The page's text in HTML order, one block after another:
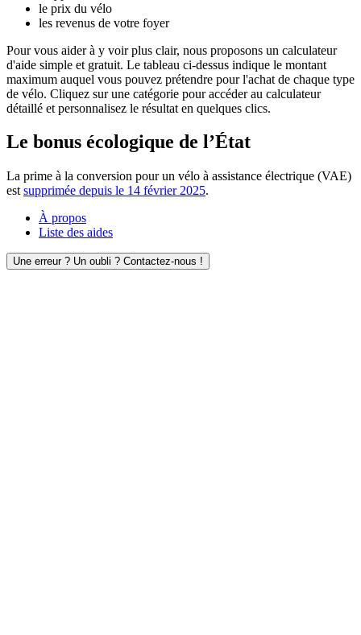
le prix du vélo
les revenus de votre foyer
Pour vous aider à y voir plus clair, nous proposons un calculateur
d'aide simple et gratuit. Le tableau ci-dessus indique le montant
maximum auquel vous pouvez prétendre pour l'achat de chaque type
de vélo. Cliquez sur une catégorie pour accéder au calculateur
détaillé et personnalisez le résultat en quelques clics.
Le bonus écologique de l’État
La prime à la conversion pour un vélo à assistance électrique (VAE)
est supprimée depuis le 14 février 2025.
À propos
Liste des aides
Une erreur ? Un oubli ? Contactez-nous !